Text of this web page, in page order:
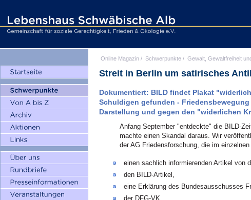
Online Magazin / Schwerpunkte / Gewalt, Gewaltfreiheit
Streit in Berlin um satirisches
Dokumentiert: BILD findet Plakat
Schuldigen gefunden -
Darstellung und gegen den "widerlichen
Anfang September "entdeckte" die BILD-
machte einen Skandal daraus. Wir
der AG Friedensforschung, die im
einen sachlich informierenden Artikel von
den BILD-Artikel,
eine Erklärung des Bundesausschusses
der DFG-VK